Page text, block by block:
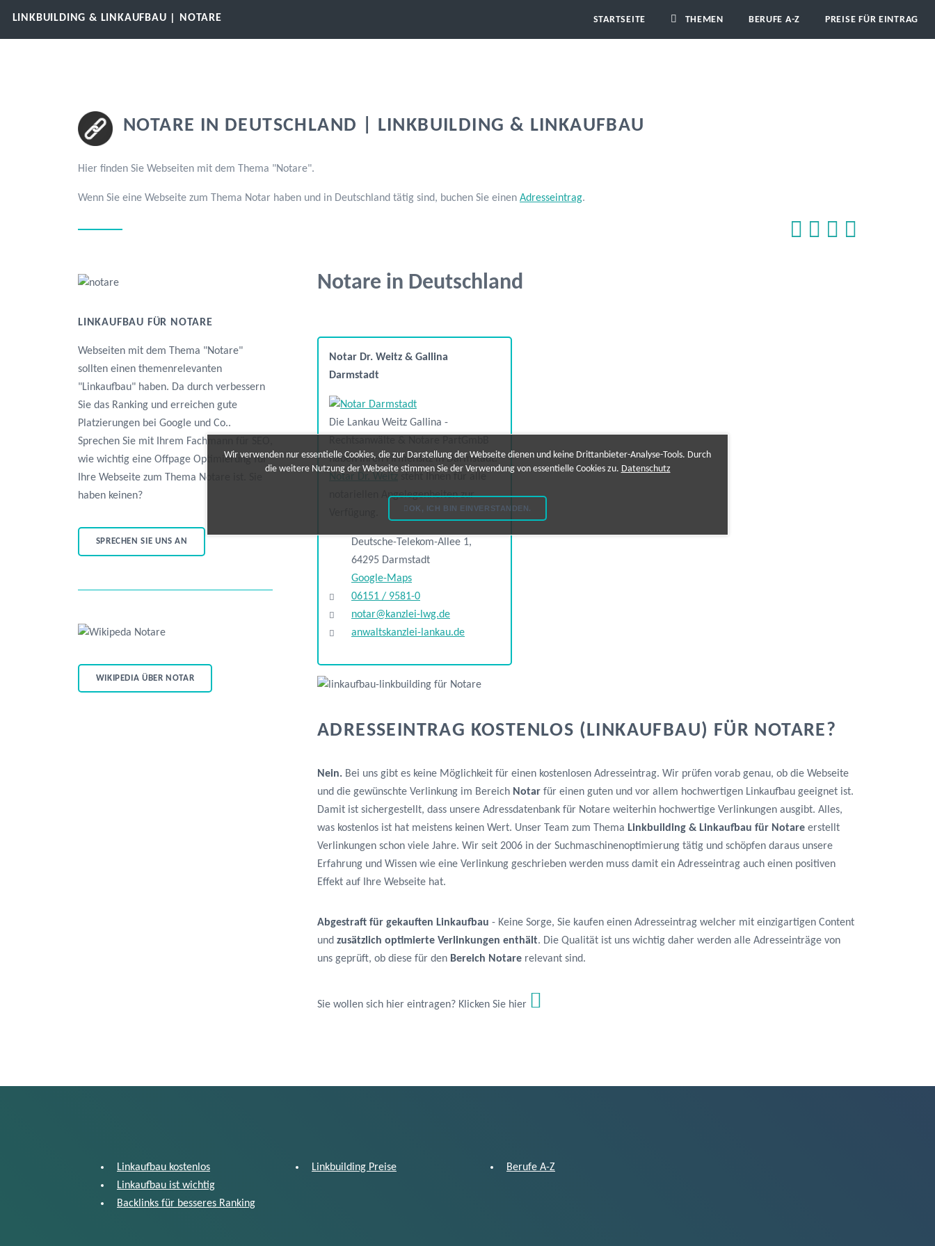
LINKBUILDING & LINKAUFBAU | NOTARE STARTSEITE THEMEN BERUFE A-Z PREISE FÜR EINTRAG
NOTARE IN DEUTSCHLAND | LINKBUILDING & LINKAUFBAU
Hier finden Sie Webseiten mit dem Thema "Notare".
Wenn Sie eine Webseite zum Thema Notar haben und in Deutschland tätig sind, buchen Sie einen Adresseintrag.
Notare in Deutschland
Notar Dr. Weitz & Gallina
Darmstadt
Die Lankau Weitz Gallina -
haben Ihren Firmensitz in Darmstadt.
notariellen Angelegenheiten zur
Deutsche-Telekom-Allee 1,
64295 Darmstadt
Google-Maps
06151 / 9581-0
notar@kanzlei-lwg.de
anwaltskanzlei-lankau.de
ADRESSEINTRAG KOSTENLOS (LINKAUFBAU) FÜR NOTARE?
Nein. Bei uns gibt es keine Möglichkeit für einen kostenlosen Adresseintrag. Wir prüfen vorab genau, ob die Webseite
und die gewünschte Verlinkung im Bereich Notar für einen guten und vor allem hochwertigen Linkaufbau geeignet ist.
Damit ist sichergestellt, dass unsere Adressdatenbank für Notare weiterhin hochwertige Verlinkungen ausgibt. Alles,
was kostenlos ist hat meistens keinen Wert. Unser Team zum Thema Linkbuilding & Linkaufbau für Notare erstellt
Verlinkungen schon viele Jahre. Wir seit 2006 in der Suchmaschinenoptimierung tätig und schöpfen daraus unsere
Erfahrung und Wissen wie eine Verlinkung geschrieben werden muss damit ein Adresseintrag auch einen positiven
Effekt auf Ihre Webseite hat.
Abgestraft für gekauften Linkaufbau - Keine Sorge, Sie kaufen einen Adresseintrag welcher mit einzigartigen Content
und zusätzlich optimierte Verlinkungen enthält. Die Qualität ist uns wichtig daher werden alle Adresseinträge von
uns geprüft, ob diese für den Bereich Notare relevant sind.
Sie wollen sich hier eintragen? Klicken Sie hier
LINKAUFBAU FÜR NOTARE
Webseiten mit dem Thema "Notare"
sollten einen themenrelevanten
"Linkaufbau" haben. Da durch verbessern
Sie das Ranking und erreichen gute
Platzierungen bei Google und Co..
Sprechen Sie mit Ihrem Fachmann für SEO,
wie wichtig eine Offpage Optimierung für
Ihre Webseite zum Thema Notare ist. Sie
haben keinen?
SPRECHEN SIE UNS AN
WIKIPEDIA ÜBER NOTAR
Linkaufbau kostenlos
Linkaufbau ist wichtig
Backlinks für besseres Ranking
Linkbuilding Preise Berufe A-Z
Wir verwenden nur essentielle Cookies, die zur Darstellung der Webseite dienen und keine Drittanbieter-Analyse-Tools. Durch
die weitere Nutzung der Webseite stimmen Sie der Verwendung von essentielle Cookies zu. Datenschutz
OK, ICH BIN EINVERSTANDEN.